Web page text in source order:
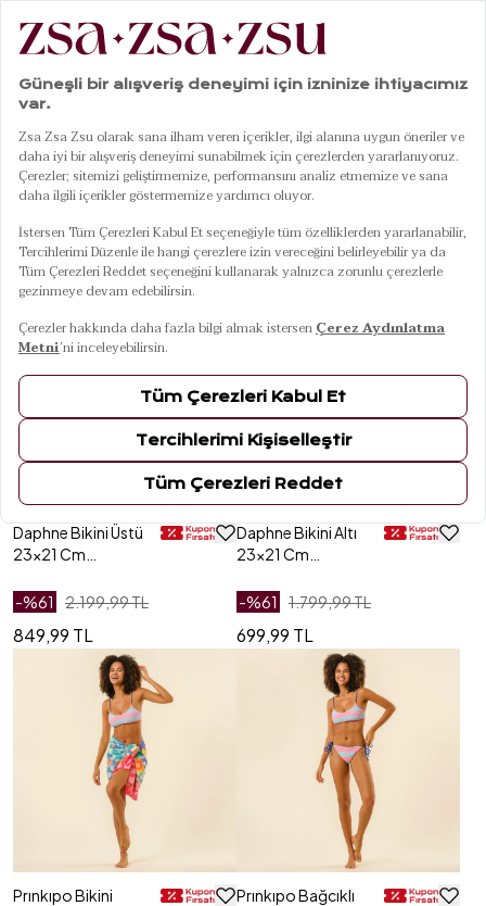
203Ürün
FILTRELE SIRALA
Banyo
Daphne Bikini Üstü
23x21 Cm
-%61 2.199,99 TL
849,99 TL
Daphne Bikini Altı
23x21 Cm
-%61 1.799,99 TL
699,99 TL
Prınkıpo Bikini
Prınkıpo Bağcıklı